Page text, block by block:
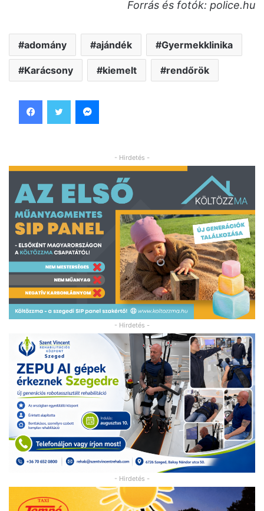
Forrás és fotók: police.hu
adomány ajándék Gyermekklinika
Karácsony kiemelt rendőrök
- Hirdetés -
- Hirdetés -
- Hirdetés -